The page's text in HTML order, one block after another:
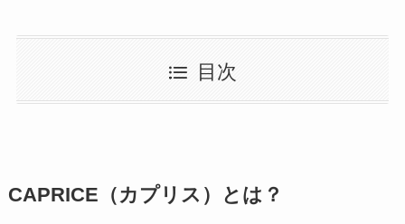
目次
CAPRICE（カプリス）とは？